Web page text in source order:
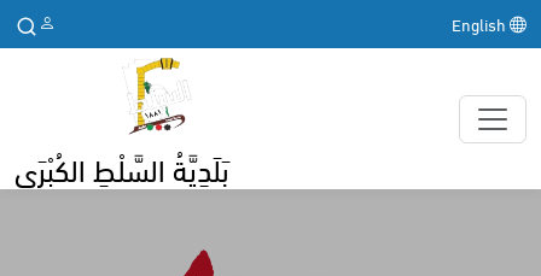
بَلَدِيَّةُ السَّلْطِ الكُبْرَى